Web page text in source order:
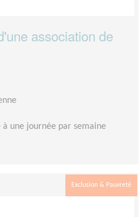
association de
une journée par semaine
Exclusion & Pauvreté